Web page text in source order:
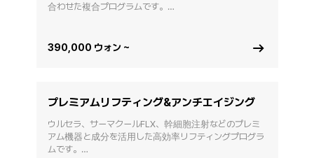
合わせた複合プログラムです。
390,000 ウォン ~
プレミアムリフティング&アンチエイジング
ウルセラ、サーマクールFLX、幹細胞注射などのプレミ
アム機器と成分を活用した高効率リフティングプログラ
ムです。